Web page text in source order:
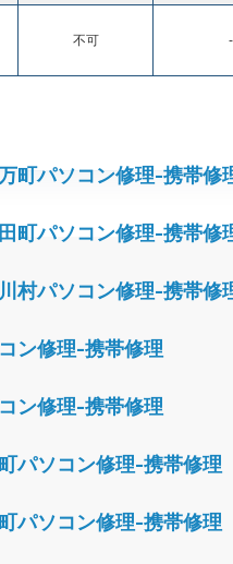
不可 -
町パソコン修理-携帯修
町パソコン修理-携帯修
川村パソコン修理-携帯修
ン修理-携帯修理
ン修理-携帯修理
パソコン修理-携帯修理
パソコン修理-携帯修理